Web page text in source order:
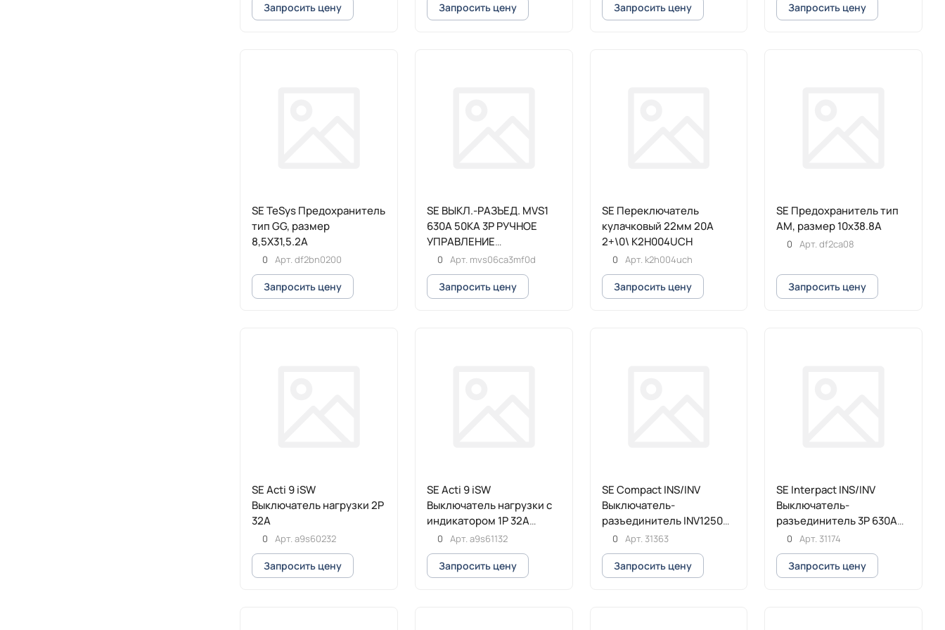
Запросить цену Запросить цену Запросить цену Запросить цену
SE TeSys Предохранитель
тип GG, размер
8,5Х31,5.2А
0 Арт. df2bn0200
Запросить цену
SE ВЫКЛ.-РАЗЪЕД. MVS1
630A 50KA 3P РУЧНОЕ
УПРАВЛЕНИЕ
СТАЦИОНАРНЫЙ
0 Арт. mvs06ca3mf0d
Запросить цену
SE Переключатель
кулачковый 22мм 20А
2+\0\ K2H004UCH
0 Арт. k2h004uch
Запросить цену
SE Предохранитель тип
АМ, размер 10х38.8А
0 Арт.df2ca08
Запросить цену
SE Acti 9 iSW
Выключатель нагрузки 2P
32A
0 Арт. a9s60232
Запросить цену
SE Acti 9 iSW
Выключатель нагрузки с
индикатором 1P 32A
красный
0 Арт. a9s61132
Запросить цену
SE Compact INS/INV
Выключатель-
разъединитель INV1250
4P0 Арт. 31363
Запросить цену
SE Interpact INS/INV
Выключатель-
разъединитель 3P 630А
рукоятка спереди
0 Арт.31174
Запросить цену